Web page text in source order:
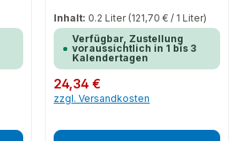
Inhalt: 0.2 Liter (121,70 € / 1 Liter)
Verfügbar, Zustellung
voraussichtlich in 1 bis 3
Kalendertagen
Regulärer Preis:
24,34 €
zzgl. Versandkosten